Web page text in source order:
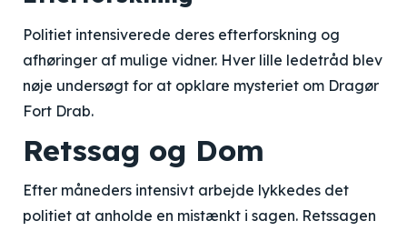
Politiet intensiverede deres efterforskning og
afhøringer af mulige vidner. Hver lille ledetråd blev
nøje undersøgt for at opklare mysteriet om Dragør
Fort Drab.
Retssag og Dom
Efter måneders intensivt arbejde lykkedes det
politiet at anholde en mistænkt i sagen. Retssagen